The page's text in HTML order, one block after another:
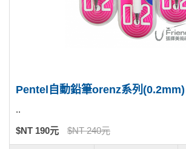
Pentel自動鉛筆orenz系列(0.2mm)
..
$NT 190元 $NT 240元